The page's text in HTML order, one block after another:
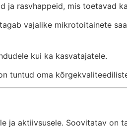
ja rasvhappeid, mis toetavad
vajalike mikrotoitainete
kui ka kasvatajatele.
tuntud oma
ja aktiivsusele. Soovitatav on